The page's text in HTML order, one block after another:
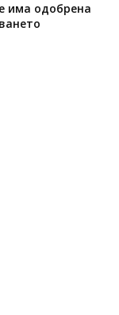
има одобрена